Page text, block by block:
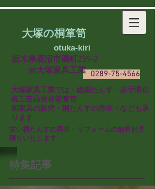
大塚の桐箪笥
otuka-kiri
0289-75-4566
栃木県鹿沼市磯町259-2
㈲大塚家具工業
​大塚家具工業では・総桐たんす・岩手県伝
統工芸品岩谷堂箪笥
和家具の販売・桐たんすの再生・なども承
ります
​古い桐たんすの再生・リフォームの無料お見
積りいたします
特集記事